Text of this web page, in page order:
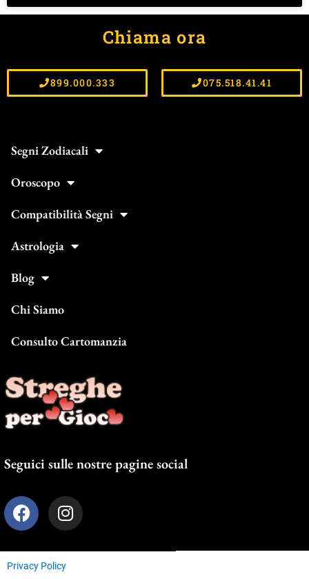
Chiama ora
899.000.333 075.518.41.41
Segni Zodiacali
Oroscopo
Compatibilità Segni
Astrologia
Blog
Chi Siamo
Consulto Cartomanzia
Seguici sulle nostre pagine social
F
a
e
b
I
n
t
a
Privacy Policy